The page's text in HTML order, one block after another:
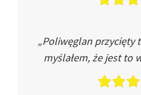
„Poliwęglan przycięty
myślałem, że jest to